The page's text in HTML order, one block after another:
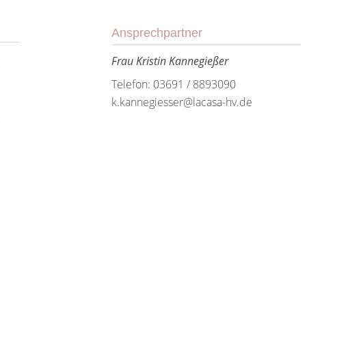
Ansprechpartner
Frau Kristin Kannegießer
Telefon: 03691 / 8893090
k.kannegiesser@lacasa-hv.de